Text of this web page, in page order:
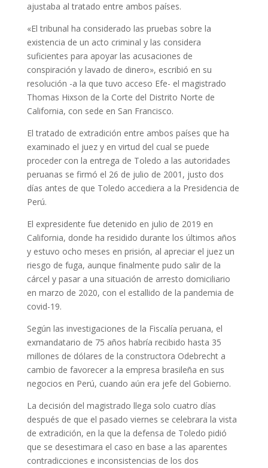
ajustaba al tratado entre ambos países.
«El tribunal ha considerado las pruebas sobre la
existencia de un acto criminal y las considera
suficientes para apoyar las acusaciones de
conspiración y lavado de dinero», escribió en su
resolución -a la que tuvo acceso Efe- el magistrado
Thomas Hixson de la Corte del Distrito Norte de
California, con sede en San Francisco.
El tratado de extradición entre ambos países que ha
examinado el juez y en virtud del cual se puede
proceder con la entrega de Toledo a las autoridades
peruanas se firmó el 26 de julio de 2001, justo dos
días antes de que Toledo accediera a la Presidencia de
Perú.
El expresidente fue detenido en julio de 2019 en
California, donde ha residido durante los últimos años
y estuvo ocho meses en prisión, al apreciar el juez un
riesgo de fuga, aunque finalmente pudo salir de la
cárcel y pasar a una situación de arresto domiciliario
en marzo de 2020, con el estallido de la pandemia de
covid-19.
Según las investigaciones de la Fiscalía peruana, el
exmandatario de 75 años habría recibido hasta 35
millones de dólares de la constructora Odebrecht a
cambio de favorecer a la empresa brasileña en sus
negocios en Perú, cuando aún era jefe del Gobierno.
La decisión del magistrado llega solo cuatro días
después de que el pasado viernes se celebrara la vista
de extradición, en la que la defensa de Toledo pidió
que se desestimara el caso en base a las aparentes
contradicciones e inconsistencias de los dos